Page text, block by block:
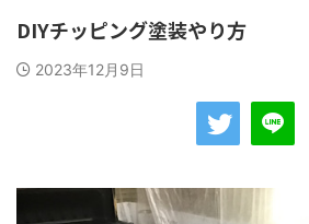
DIYチッピング塗装やり方
2023年12月9日